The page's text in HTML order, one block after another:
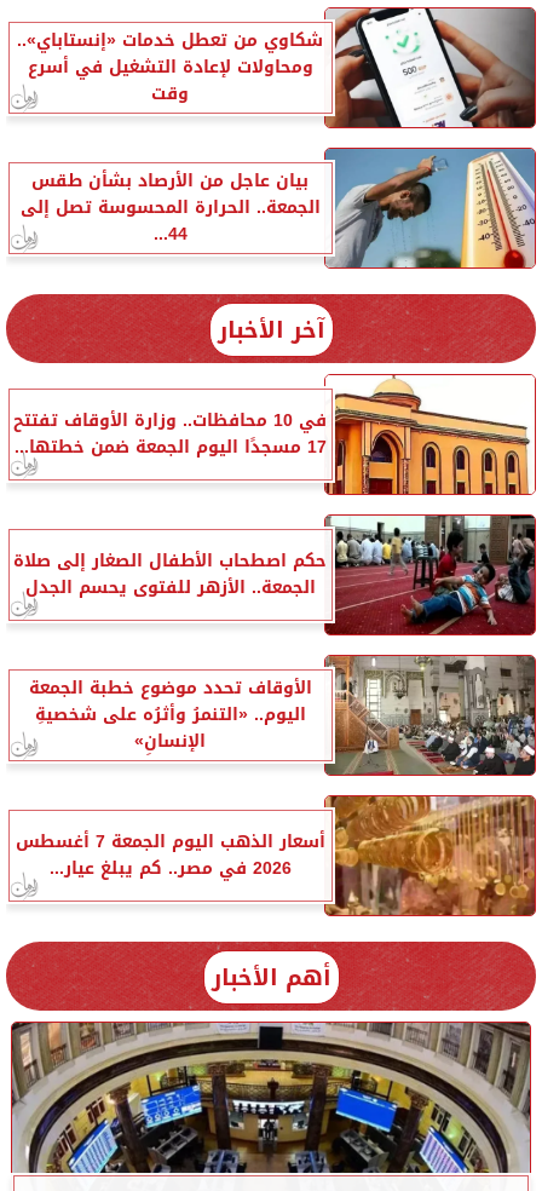
شكاوي من تعطل خدمات «إنستاباي»..
ومحاولات لإعادة التشغيل في أسرع
وقت
بيان عاجل من الأرصاد بشأن طقس
الجمعة.. الحرارة المحسوسة تصل إلى
44...
آخر الأخبار
في 10 محافظات.. وزارة الأوقاف تفتتح
17 مسجدًا اليوم الجمعة ضمن خطتها...
حكم اصطحاب الأطفال الصغار إلى صلاة
الجمعة.. الأزهر للفتوى يحسم الجدل
الأوقاف تحدد موضوع خطبة الجمعة
اليوم.. «التنمرُ وأثرُه على شخصيةِ
الإنسانِ»
أسعار الذهب اليوم الجمعة 7 أغسطس
2026 في مصر.. كم يبلغ عيار...
أهم الأخبار